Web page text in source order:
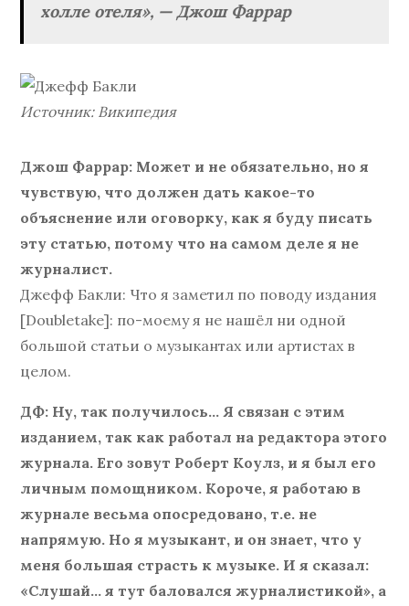
холле отеля», — Джош Фаррар
Источник: Википедия
Джош Фаррар: Может и не обязательно, но я
чувствую, что должен дать какое-то
объяснение или оговорку, как я буду писать
эту статью, потому что на самом деле я не
журналист.
Джефф Бакли: Что я заметил по поводу издания
[Doubletake]: по-моему я не нашёл ни одной
большой статьи о музыкантах или артистах в
целом.
ДФ: Ну, так получилось… Я связан с этим
изданием, так как работал на редактора этого
журнала. Его зовут Роберт Коулз, и я был его
личным помощником. Короче, я работаю в
журнале весьма опосредовано, т.е. не
напрямую. Но я музыкант, и он знает, что у
меня большая страсть к музыке. И я сказал:
«Слушай… я тут баловался журналистикой», а